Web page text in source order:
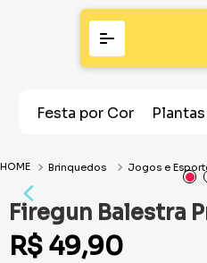
Festa por Cor
Brinquedos Jogos e
Firegun Balestra
R$ 49,90